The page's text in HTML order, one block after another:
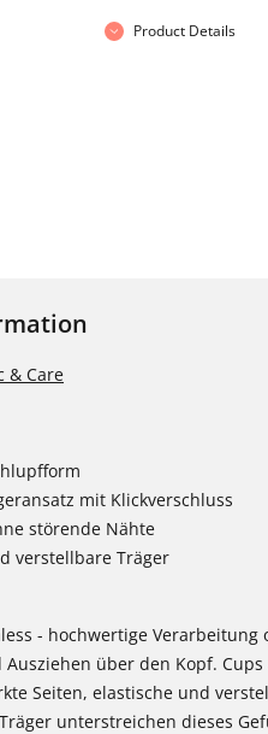
Product Details
& Care
mit Klickverschluss
störende Nähte
verstellbare Träger
- hochwertige
über den Kopf.
Seiten, elastische und
unterstreichen dieses